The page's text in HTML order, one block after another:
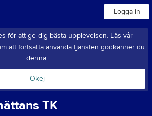
Logga in
för att ge dig bästa upplevelsen. Läs vår
att fortsätta använda tjänsten godkänner du
denna.
Okej
TK